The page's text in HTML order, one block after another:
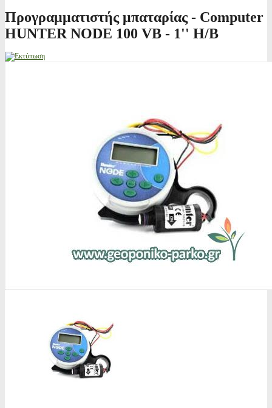
Προγραμματιστής μπαταρίας - Computer
HUNTER NODE 100 VB - 1'' H/B